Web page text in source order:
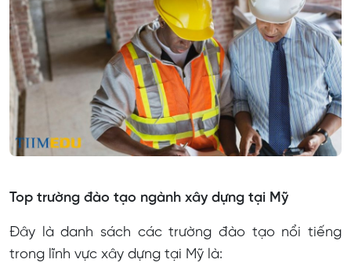
Top trường đào tạo ngành xây dựng tại Mỹ
Đây là danh sách các trường đào tạo nổi tiếng
trong lĩnh vực xây dựng tại Mỹ là: